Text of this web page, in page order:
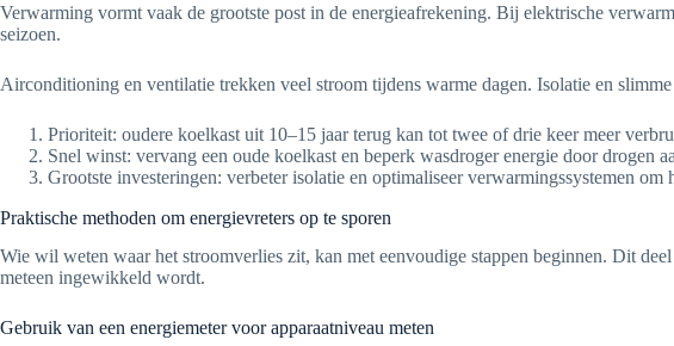
Verwarming vormt vaak de grootste post in de energieafrekening. Bij elektrische
seizoen.
Airconditioning en ventilatie trekken veel stroom tijdens warme dagen. Isolatie en
Prioriteit: oudere koelkast uit 10–15 jaar terug kan tot twee of drie keer meer
Snel winst: vervang een oude koelkast en beperk wasdroger energie door drogen
Grootste investeringen: verbeter isolatie en optimaliseer verwarmingssystemen
Praktische methoden om energievreters op te sporen
Wie wil weten waar het stroomverlies zit, kan met eenvoudige stappen beginnen. Dit
meteen ingewikkeld wordt.
Gebruik van een energiemeter voor apparaatniveau meten